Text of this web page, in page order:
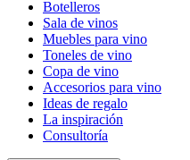
Botelleros
Sala de vinos
Muebles para vino
Toneles de vino
Copa de vino
Accesorios para vino
Ideas de regalo
La inspiración
Consultoría